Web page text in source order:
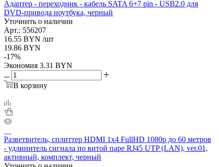
Адаптер - переходник - кабель SATA 6+7 pin - USB2.0 для
DVD-привода ноутбука, черный
Уточнить о наличии
Арт.: 556207
16.55 BYN /шт
19.86 BYN
-17%
Экономия 3.31 BYN
В корзину
Разветвитель, сплиттер HDMI 1x4 FullHD 1080p до 60 метров
- удлинитель сигнала по витой паре RJ45 UTP (LAN), ver.01,
активный, комплект, черный